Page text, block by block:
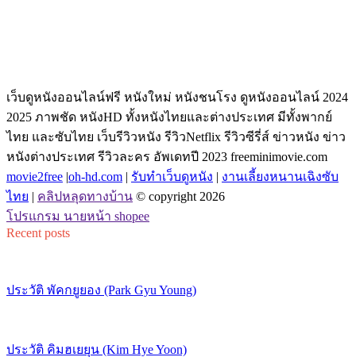
เว็บดูหนังออนไลน์ฟรี หนังใหม่ หนังชนโรง ดูหนังออนไลน์ 2024
2025 ภาพชัด หนังHD ทั้งหนังไทยและต่างประเทศ มีทั้งพากย์
ไทย และซับไทย เว็บรีวิวหนัง รีวิวNetflix รีวิวซีรี่ส์ ข่าวหนัง ข่าว
หนังต่างประเทศ รีวิวละคร อัพเดทปี 2023 freeminimovie.com
movie2free |oh-hd.com | รับทำเว็บดูหนัง | งานเลี้ยงหนานเฉิงซับ
ไทย | คลิปหลุดทางบ้าน © copyright 2026
โปรแกรม นายหน้า shopee
Recent posts
ประวัติ พัคกยูยอง (Park Gyu Young)
ประวัติ คิมฮเยยุน (Kim Hye Yoon)